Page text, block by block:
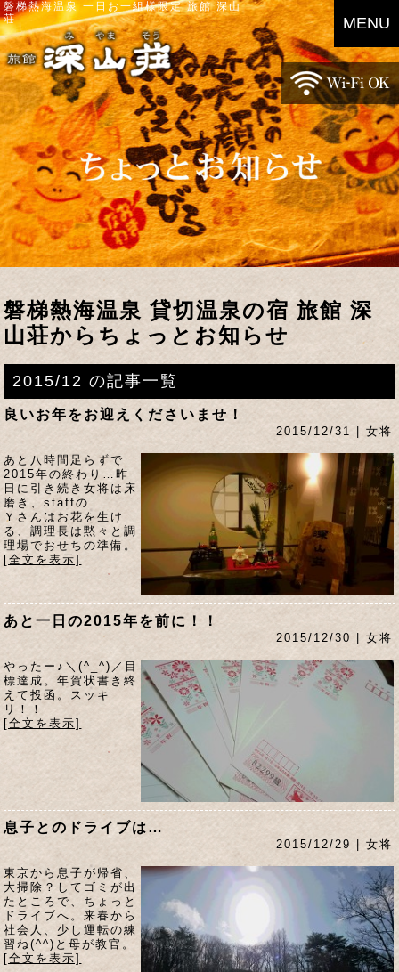
磐梯熱海温泉 一日お一組様限定 旅館 深山
荘
磐梯熱海温泉 貸切温泉の宿 旅館 深
山荘からちょっとお知らせ
2015/12 の記事一覧
良いお年をお迎えくださいませ！
2015/12/31 | 女将
あと八時間足らずで
2015年の終わり…昨
日に引き続き女将は床
磨き、staffの
Ｙさんはお花を生け
る、調理長は黙々と調
理場でおせちの準備。
[全文を表示]
あと一日の2015年を前に！！
2015/12/30 | 女将
やったー♪＼(^_^)／目
標達成。年賀状書き終
えて投函。スッキ
リ！！
[全文を表示]
息子とのドライブは…
2015/12/29 | 女将
東京から息子が帰省、
大掃除？してゴミが出
たところで、ちょっと
ドライブへ。来春から
社会人、少し運転の練
習ね(^^)と母が教官。
[全文を表示]
MENU